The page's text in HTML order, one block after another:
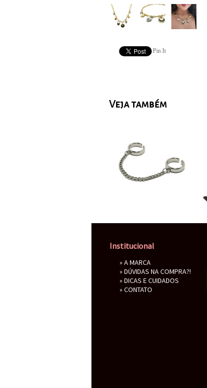
Pin It
Veja também
Institucional
» A MARCA
» DÚVIDAS NA COMPRA?!
» DICAS E CUIDADOS
» CONTATO